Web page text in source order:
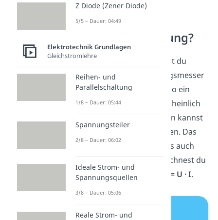
Wie misst du
elektrische Leistung?
Elektrische Leistung kannst du
einfach mit einem Leistungsmesser
oder Wattmeter messen. So ein
Gerät hast du aber wahrscheinlich
nicht zu Hause. Stattdessen kannst
du ein
Multimeter
benutzen. Das
misst sowohl Spannung als auch
Stromstärke. Daraus berechnest du
einfach die Leistung mit
P = U · I.
Z Diode (Zener Diode)
5/5 – Dauer: 04:49
Elektrotechnik Grundlagen
Gleichstromlehre
Reihen- und
Parallelschaltung
1/8 – Dauer: 05:44
Spannungsteiler
2/8 – Dauer: 06:02
Ideale Strom- und
Spannungsquellen
3/8 – Dauer: 05:06
Reale Strom- und